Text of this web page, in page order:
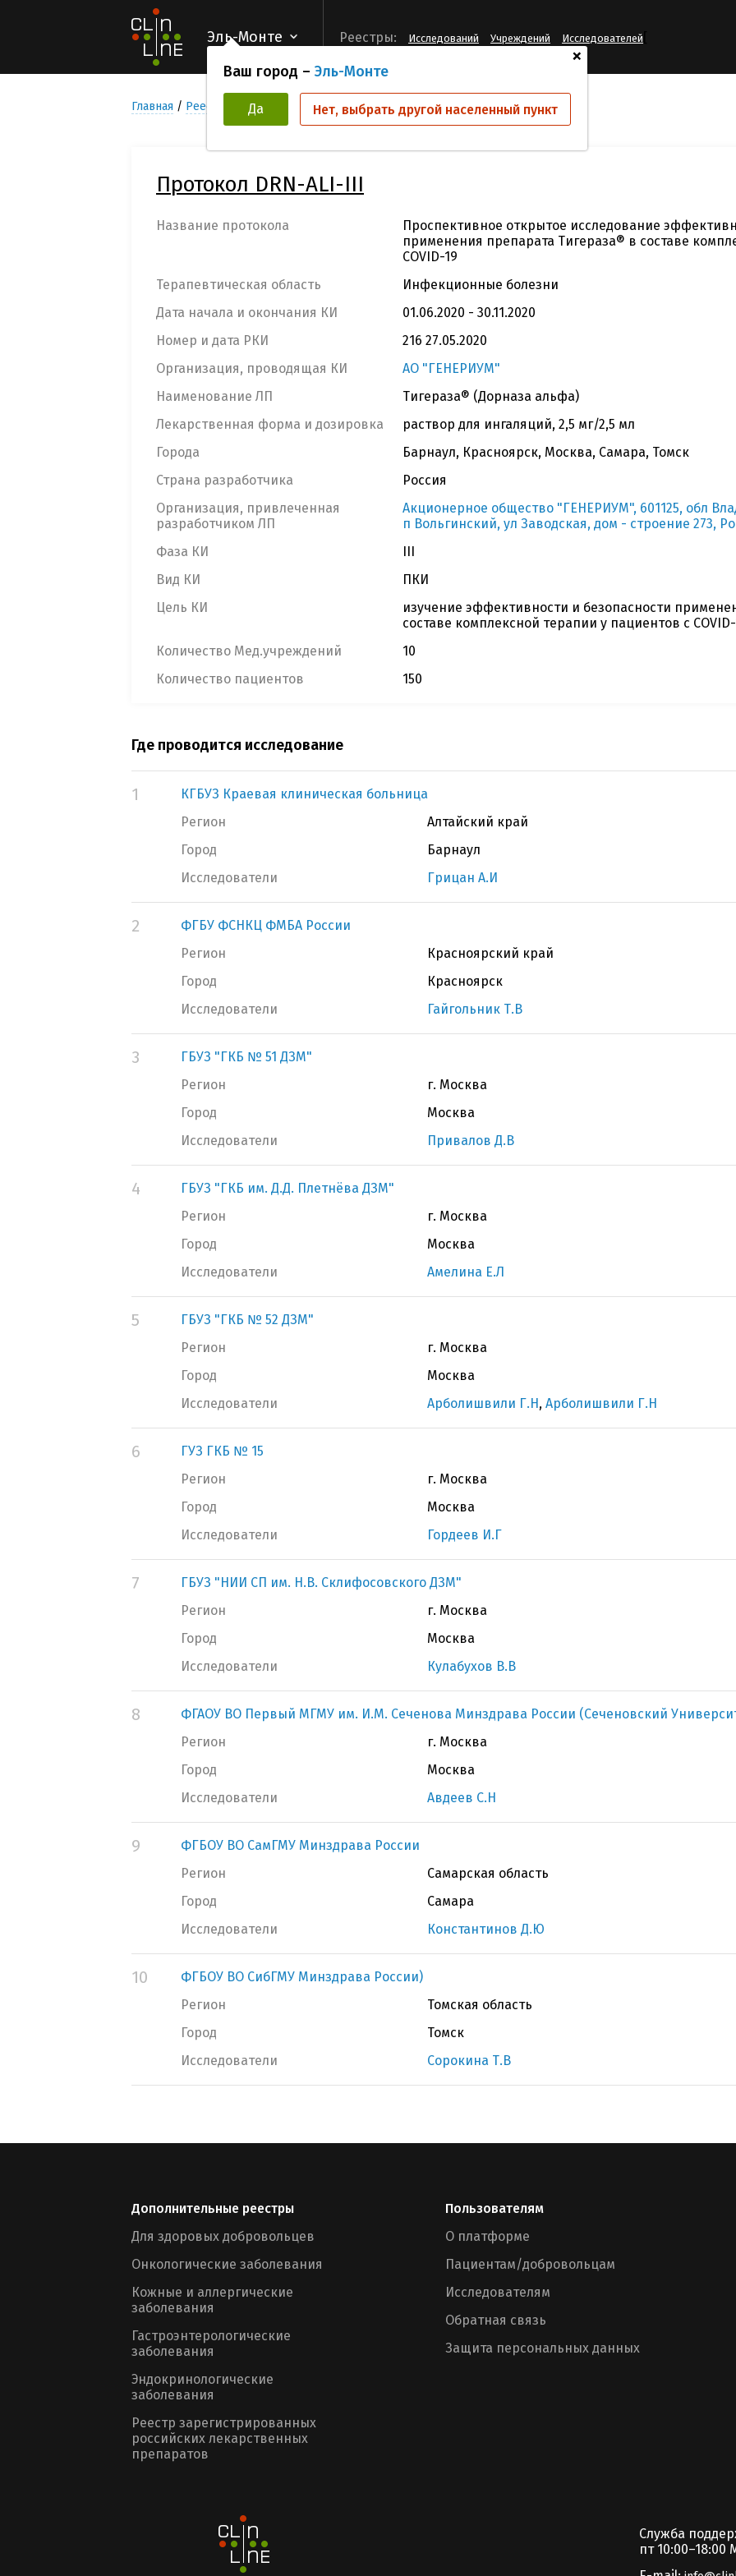
Эль-Монте
+
Ваш город – Эль-Монте
Да Нет, выбрать другой населенный пункт
Реестры: Исследований Учреждений Исследователей
Главная Реестр Клинических исследований DRN-ALI-III
Протокол DRN-ALI-III
Название протокола
Проспективное открытое исследование
применения препарата Тигераза® в составе
COVID-19
Терапевтическая область
Инфекционные болезни
Дата начала и окончания КИ
01.06.2020 - 30.11.2020
Номер и дата РКИ
216 27.05.2020
Организация, проводящая КИ
АО "ГЕНЕРИУМ"
Наименование ЛП
Тигераза® (Дорназа альфа)
Лекарственная форма и дозировка
раствор для ингаляций, 2,5 мг/2,5 мл
Города
Барнаул, Красноярск, Москва, Самара, Томск
Страна разработчика
Россия
Организация, привлеченная
разработчиком ЛП
Акционерное общество "ГЕНЕРИУМ", 601125, обл
п Вольгинский, ул Заводская, дом - строение 273,
Фаза КИ
III
Вид КИ
ПКИ
Цель КИ
изучение эффективности и безопасности
составе комплексной терапии у пациентов с
Количество Мед.учреждений
10
Количество пациентов
150
Где проводится исследование
1
КГБУЗ Краевая клиническая больница
Регион
Алтайский край
Город
Барнаул
Исследователи
Грицан А.И
2
ФГБУ ФСНКЦ ФМБА России
Регион
Красноярский край
Город
Красноярск
Исследователи
Гайгольник Т.В
3
ГБУЗ "ГКБ № 51 ДЗМ"
Регион
г. Москва
Город
Москва
Исследователи
Привалов Д.В
4
ГБУЗ "ГКБ им. Д.Д. Плетнёва ДЗМ"
Регион
г. Москва
Город
Москва
Исследователи
Амелина Е.Л
5
ГБУЗ "ГКБ № 52 ДЗМ"
Регион
г. Москва
Город
Москва
Исследователи
Арболишвили Г.Н, Арболишвили Г.Н
6
ГУЗ ГКБ № 15
Регион
г. Москва
Город
Москва
Исследователи
Гордеев И.Г
7
ГБУЗ "НИИ СП им. Н.В. Склифосовского ДЗМ"
Регион
г. Москва
Город
Москва
Исследователи
Кулабухов В.В
8
ФГАОУ ВО Первый МГМУ им. И.М. Сеченова Минздрава России (Сеченовский
Регион
г. Москва
Город
Москва
Исследователи
Авдеев С.Н
9
ФГБОУ ВО СамГМУ Минздрава России
Регион
Самарская область
Город
Самара
Исследователи
Константинов Д.Ю
10
ФГБОУ ВО СибГМУ Минздрава России)
Регион
Томская область
Город
Томск
Исследователи
Сорокина Т.В
Дополнительные реестры
Для здоровых добровольцев
Онкологические заболевания
Кожные и аллергические
заболевания
Гастроэнтерологические
заболевания
Эндокринологические
заболевания
Реестр зарегистрированных
российских лекарственных
препаратов
Пользователям
О платформе
Пациентам/добровольцам
Исследователям
Обратная связь
Защита персональных данных
Служба
пт 10:00–18:00